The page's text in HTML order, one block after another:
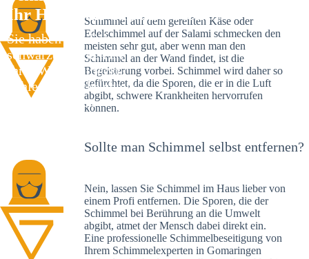
Ihr Helfer an Ort und Stelle
Sie haben kürzlich
schwarze Flecken an
Ihrer Wand entdeckt?
Schlechte Nachrichten:
Sie haben einen
Schimmel auf dem gereiften Käse oder
Edelschimmel auf der Salami schmecken den
meisten sehr gut, aber wenn man den
Schimmel an der Wand findet, ist die
Begeisterung vorbei. Schimmel wird daher so
gefürchtet, da die Sporen, die er in die Luft
abgibt, schwere Krankheiten hervorrufen
können.
Sollte man Schimmel selbst entfernen?
Nein, lassen Sie Schimmel im Haus lieber von
einem Profi entfernen. Die Sporen, die der
Schimmel bei Berührung an die Umwelt
abgibt, atmet der Mensch dabei direkt ein.
Eine professionelle Schimmelbeseitigung von
Ihrem Schimmelexperten in Gomaringen